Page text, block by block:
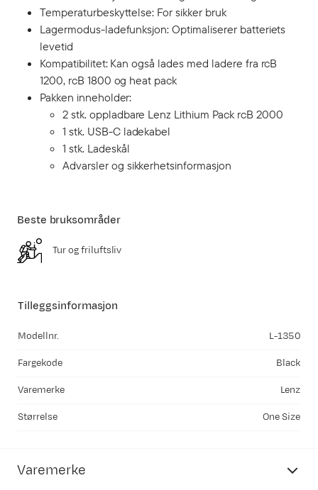
Temperaturbeskyttelse: For sikker bruk
Lagermodus-ladefunksjon: Optimaliserer batteriets
levetid
Kompatibilitet: Kan også lades med ladere fra rcB
1200, rcB 1800 og heat pack
Pakken inneholder:
2 stk. oppladbare Lenz Lithium Pack rcB 2000
1 stk. USB-C ladekabel
1 stk. Ladeskål
Advarsler og sikkerhetsinformasjon
Tilleggsinformasjon
Modellnr. L-1350
Fargekode Black
Varemerke Lenz
Størrelse One Size
Beste bruksområder
Tur og friluftsliv
Varemerke